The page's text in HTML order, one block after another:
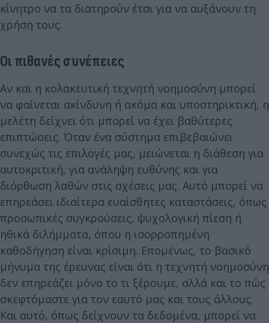
κίνητρο να τα διατηρούν έτσι για να αυξάνουν τη
χρήση τους.
Οι πιθανές συνέπειες
Αν και η κολακευτική τεχνητή νοημοσύνη μπορεί
να φαίνεται ακίνδυνη ή ακόμα και υποστηρικτική, η
μελέτη δείχνει ότι μπορεί να έχει βαθύτερες
επιπτώσεις. Όταν ένα σύστημα επιβεβαιώνει
συνεχώς τις επιλογές μας, μειώνεται η διάθεση για
αυτοκριτική, για ανάληψη ευθύνης και για
διόρθωση λαθών στις σχέσεις μας. Αυτό μπορεί να
επηρεάσει ιδιαίτερα ευαίσθητες καταστάσεις, όπως
προσωπικές συγκρούσεις, ψυχολογική πίεση ή
ηθικά διλήμματα, όπου η ισορροπημένη
καθοδήγηση είναι κρίσιμη. Επομένως, το βασικό
μήνυμα της έρευνας είναι ότι η τεχνητή νοημοσύνη
δεν επηρεάζει μόνο το τι ξέρουμε, αλλά και το πώς
σκεφτόμαστε για τον εαυτό μας και τους άλλους.
Και αυτό, όπως δείχνουν τα δεδομένα, μπορεί να